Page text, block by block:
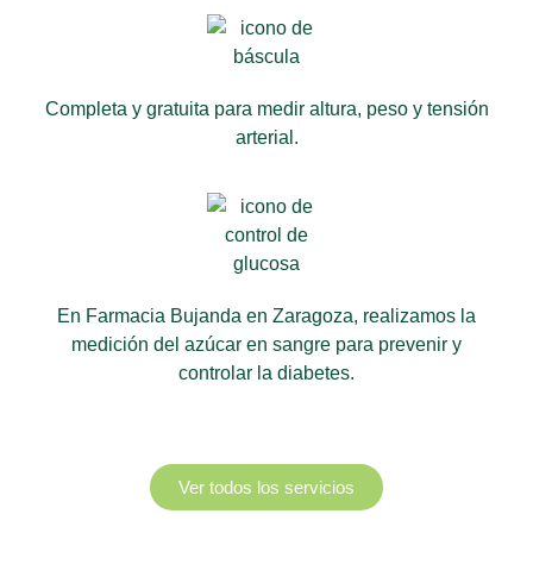
Completa y gratuita para medir altura, peso y tensión
arterial.
En Farmacia Bujanda en Zaragoza, realizamos la
medición del azúcar en sangre para prevenir y
controlar la diabetes.
Ver todos los servicios